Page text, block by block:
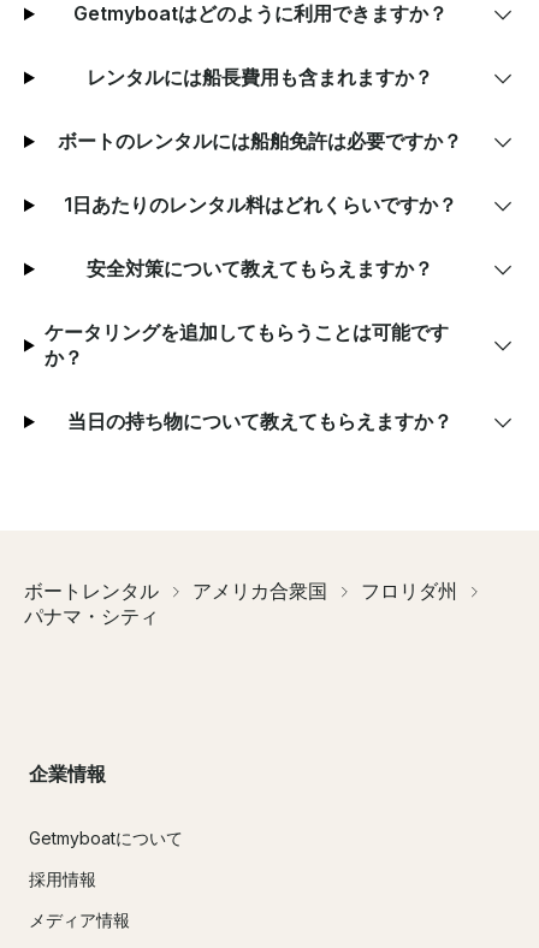
Getmyboatはどのように利用できますか？
レンタルには船長費用も含まれますか？
ボートのレンタルには船舶免許は必要ですか？
1日あたりのレンタル料はどれくらいですか？
安全対策について教えてもらえますか？
ケータリングを追加してもらうことは可能です
か？
当日の持ち物について教えてもらえますか？
ボートレンタル アメリカ合衆国
フロリダ州
パナマ・シティ
企業情報
Getmyboatについて
採用情報
メディア情報